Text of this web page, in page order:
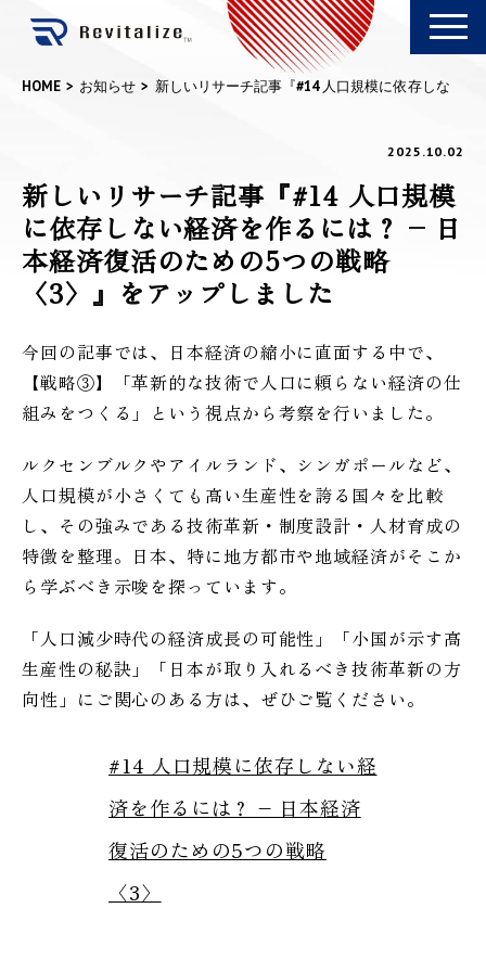
HOME お知らせ
新しいリサーチ記事『#14 人口規模に依存しな
2025.10.02
新しいリサーチ記事『#14 人口規模
に依存しない経済を作るには？ – 日
本経済復活のための5つの戦略
〈3〉』をアップしました
今回の記事では、日本経済の縮小に直面する中で、
【戦略③】「革新的な技術で人口に頼らない経済の仕
組みをつくる」という視点から考察を行いました。
ルクセンブルクやアイルランド、シンガポールなど、
人口規模が小さくても高い生産性を誇る国々を比較
し、その強みである技術革新・制度設計・人材育成の
特徴を整理。日本、特に地方都市や地域経済がそこか
ら学ぶべき示唆を探っています。
「人口減少時代の経済成長の可能性」「小国が示す高
生産性の秘訣」「日本が取り入れるべき技術革新の方
向性」にご関心のある方は、ぜひご覧ください。
#14 人口規模に依存しない経
済を作るには？ – 日本経済
復活のための5つの戦略
〈3〉